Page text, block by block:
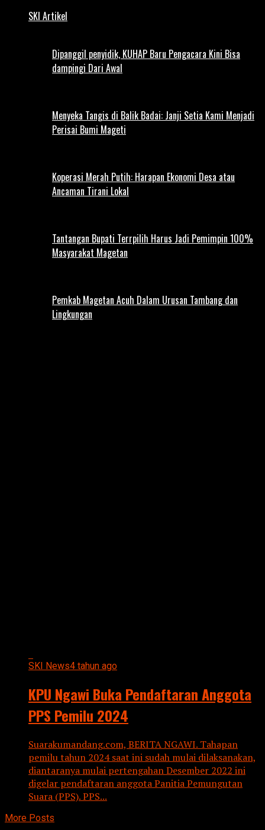
SKI Artikel
Dipanggil penyidik, KUHAP Baru Pengacara Kini Bisa
dampingi Dari Awal
Menyeka Tangis di Balik Badai: Janji Setia Kami Menjadi
Perisai Bumi Mageti
Koperasi Merah Putih: Harapan Ekonomi Desa atau
Ancaman Tirani Lokal
Tantangan Bupati Terrpilih Harus Jadi Pemimpin 100%
Masyarakat Magetan
Pemkab Magetan Acuh Dalam Urusan Tambang dan
Lingkungan
SKI News4 tahun ago
KPU Ngawi Buka Pendaftaran Anggota
PPS Pemilu 2024
Suarakumandang.com, BERITA NGAWI. Tahapan
pemilu tahun 2024 saat ini sudah mulai dilaksanakan,
diantaranya mulai pertengahan Desember 2022 ini
digelar pendaftaran anggota Panitia Pemungutan
Suara (PPS). PPS...
More Posts